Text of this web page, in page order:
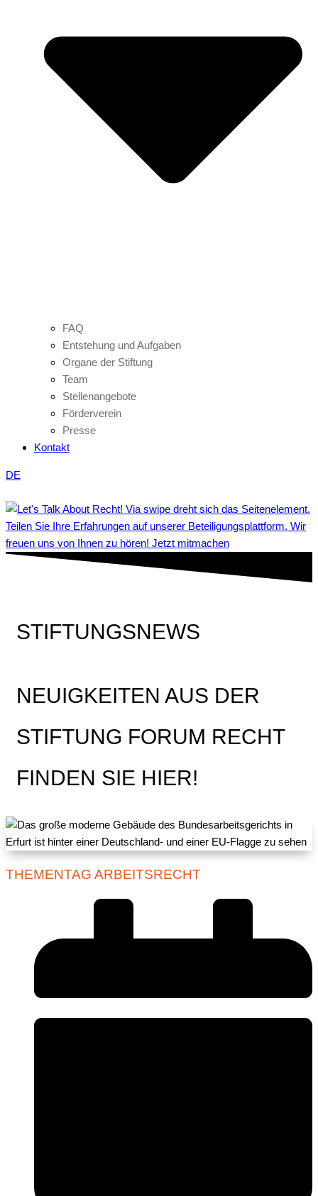
FAQ
Entstehung und Aufgaben
Organe der Stiftung
Team
Stellenangebote
Förderverein
Presse
Kontakt
DE
Teilen Sie Ihre Erfahrungen auf unserer Beteiligungsplattform. Wir
freuen uns von Ihnen zu hören! Jetzt mitmachen
STIFTUNGSNEWS
NEUIGKEITEN AUS DER
STIFTUNG FORUM RECHT
FINDEN SIE HIER!
THEMENTAG ARBEITSRECHT